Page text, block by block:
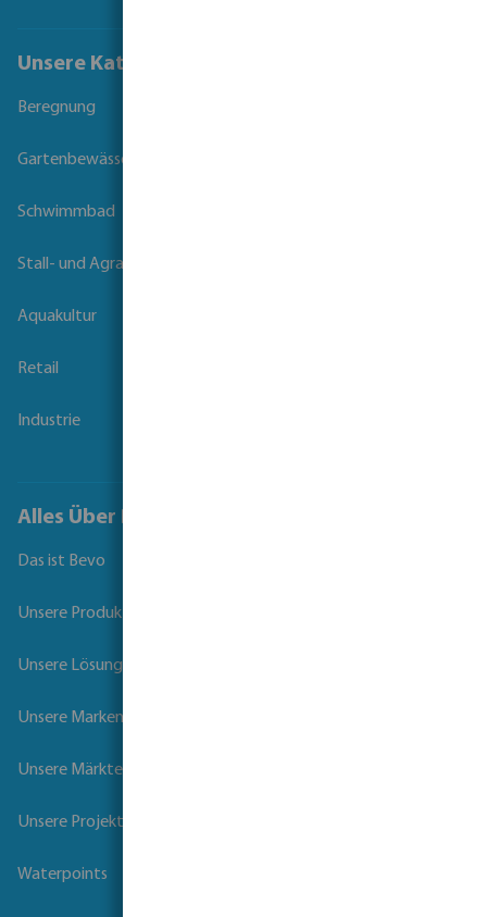
Unsere Kataloge
Beregnung
Gartenbewässerung
Schwimmbad
Stall- und Agrartechnik
Aquakultur
Retail
Industrie
Alles Über Bevo
Das ist Bevo
Unsere Produkte
Unsere Lösungen
Unsere Marken
Unsere Märkte
Unsere Projekte
Waterpoints